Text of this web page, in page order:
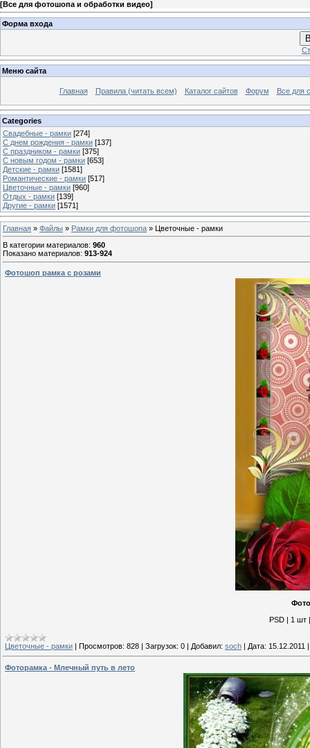
[Все для фотошопа и обработки видео]
Форма входа
Меню сайта
Главная Правила (читать всем) Каталог сайтов Форум Все для
Categories
Свадебные - рамки [274]
С днем рождения - рамки [137]
С праздником - рамки [375]
С новым годом - рамки [653]
Детские - рамки [1581]
Романтические - рамки [517]
Цветочные - рамки [960]
Отдых - рамки [139]
Другие - рамки [1571]
Главная » Файлы » Рамки для фотошопа » Цветочные - рамки
В категории материалов: 960
Показано материалов: 913-924
Фотошоп рамка с розами
PSD | 1 шт
Цветочные - рамки | Просмотров: 828 | Загрузок: 0 | Добавил: soch | Дата: 15.12.2011
Фоторамка - Млечный путь в лето